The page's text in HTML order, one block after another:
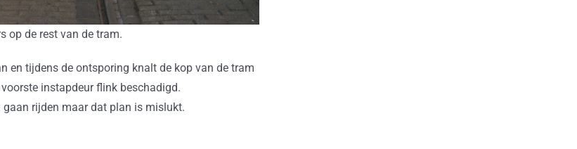
op de rest van de tram.
en tijdens de ontsporing knalt de kop van de tram
instapdeur flink beschadigd.
rijden maar dat plan is mislukt.